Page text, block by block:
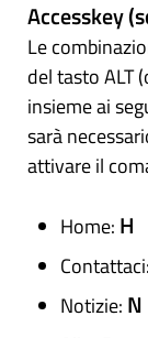
Accesskey
Le
del tasto ALT
insieme ai
sarà
attivare il
Home: H
Contattaci:
Notizie: N